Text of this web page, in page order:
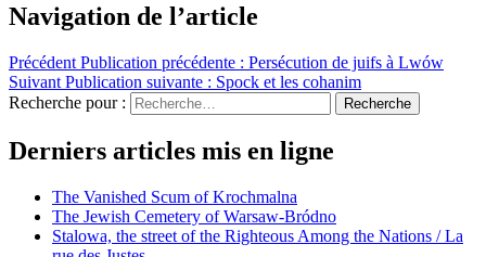
Navigation de l’article
Précédent Publication précédente : Persécution de juifs à Lwów
Suivant Publication suivante : Spock et les cohanim
Recherche pour :
Recherche
Derniers articles mis en ligne
The Vanished Scum of Krochmalna
The Jewish Cemetery of Warsaw-Bródno
Stalowa, the street of the Righteous Among the Nations / La